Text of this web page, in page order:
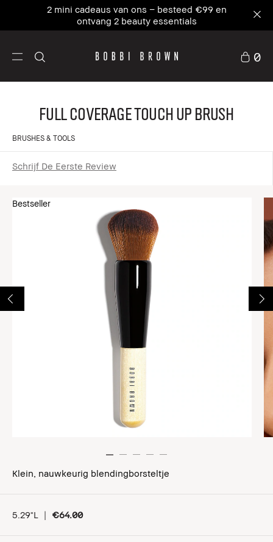
2 mini cadeaus van ons – besteed €99 en
ontvang 2 beauty essentials
0
Full Coverage Touch Up Brush
BRUSHES & TOOLS
Schrijf De Eerste Review
Bestseller
Klein, nauwkeurig blendingborsteltje
5.29"L | €64.00